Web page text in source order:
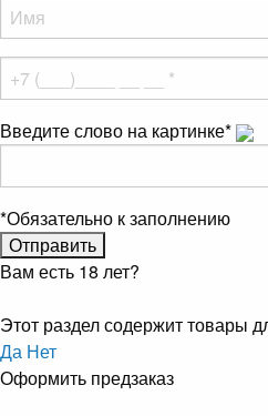
Введите слово на картинке*
*Обязательно к заполнению
Вам есть 18 лет?
Этот раздел содержит товары
Да Нет
Оформить предзаказ